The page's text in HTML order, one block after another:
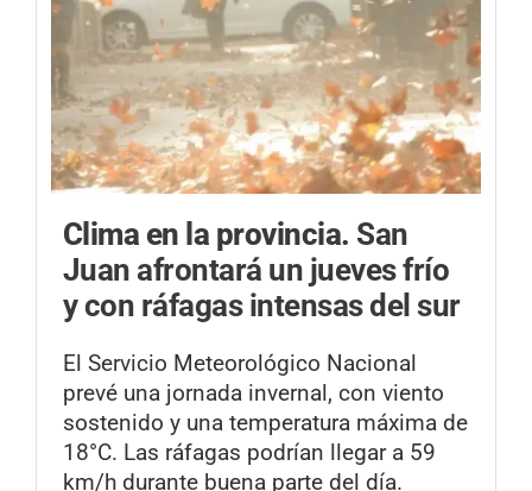
Clima en la provincia. San
Juan afrontará un jueves frío
y con ráfagas intensas del sur
El Servicio Meteorológico Nacional
prevé una jornada invernal, con viento
sostenido y una temperatura máxima de
18°C. Las ráfagas podrían llegar a 59
km/h durante buena parte del día.